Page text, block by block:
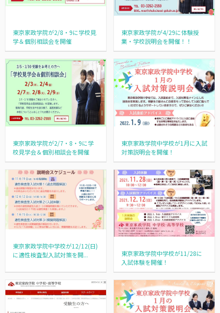
東京家政学院が2/8・9に学校見
学＆個別相談会を開催
東京家政学院が4/29に体験授
業・学校説明会を開催！！
東京家政学院が2/7・8・9に学
校見学会＆個別相談会を開催
東京家政学院中学校が1月に入試
対策説明会を開催！
東京家政学院中学校が12/12(日)
に適性検査型入試対策を開...
東京家政学院中学校が11/28に
入試体験を開催！